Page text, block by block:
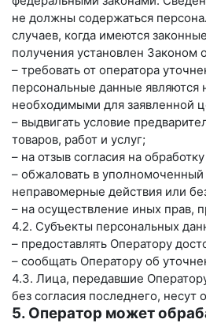
не должны содержаться
случаев, когда имеются
получения установлен Законом
– требовать от оператора
персональные данные
необходимыми для заявленной
– выдвигать условие
товаров, работ и услуг;
– на отзыв согласия на
– обжаловать в
неправомерные действия или
– на осуществление иных прав,
4.2. Субъекты персональных
– предоставлять Оператору
– сообщать Оператору об
4.3. Лица, передавшие
без согласия последнего, несут
5. Оператор может